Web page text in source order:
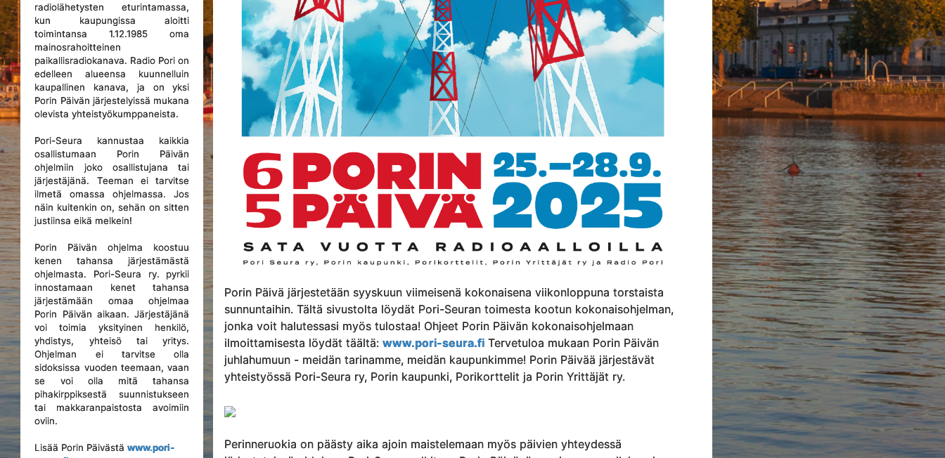
radiolähetysten eturintamassa,
kun kaupungissa aloitti
toimintansa 1.12.1985 oma
mainosrahoitteinen
paikallisradiokanava. Radio Pori on
edelleen alueensa kuunnelluin
kaupallinen kanava, ja on yksi
Porin Päivän järjestelyissä mukana
olevista yhteistyökumppaneista.
Pori-Seura kannustaa kaikkia
osallistumaan Porin Päivän
ohjelmiin joko osallistujana tai
järjestäjänä. Teeman ei tarvitse
ilmetä omassa ohjelmassa. Jos
näin kuitenkin on, sehän on sitten
justiinsa eikä melkein!
Porin Päivän ohjelma koostuu
kenen tahansa järjestämästä
ohjelmasta. Pori-Seura ry. pyrkii
innostamaan kenet tahansa
järjestämään omaa ohjelmaa
Porin Päivän aikaan. Järjestäjänä
voi toimia yksityinen henkilö,
yhdistys, yhteisö tai yritys.
Ohjelman ei tarvitse olla
sidoksissa vuoden teemaan, vaan
se voi olla mitä tahansa
pihakirppiksestä suunnistukseen
tai makkaranpaistosta avoimiin
oviin.
Lisää Porin Päivästäwww.pori-
Porin Päivä järjestetään syyskuun viimeisenä kokonaisena viikonloppuna torstaista
sunnuntaihin. Tältä sivustolta löydät Pori-Seuran toimesta kootun kokonaisohjelman,
jonka voit halutessasi myös tulostaa! Ohjeet Porin Päivän kokonaisohjelmaan
ilmoittamisesta löydät täältä: www.pori-seura.fiTervetuloa mukaan Porin Päivän
juhlahumuun - meidän tarinamme, meidän kaupunkimme! Porin Päivää järjestävät
yhteistyössä Pori-Seura ry, Porin kaupunki, Porikorttelit ja Porin Yrittäjät ry.
Perinneruokia on päästy aika ajoin maistelemaan myös päivien yhteydessä